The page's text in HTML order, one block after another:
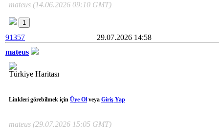
mateus (14.06.2026 09:10 GMT)
1
91357
29.07.2026 14:58
mateus
Türkiye Haritası
Linkleri görebilmek için Üye Ol veya Giriş Yap
mateus (29.07.2026 15:05 GMT)